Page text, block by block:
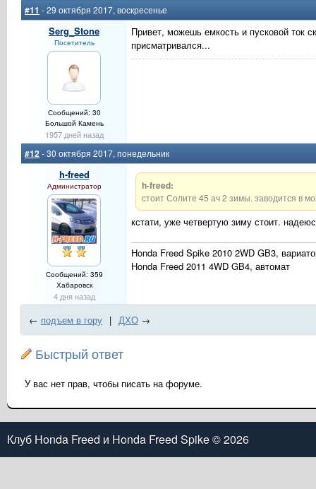
#11 - 29 октября 2017, воскресенье
Serg_Stone
Посетитель
Сообщений: 30
Большой Камень
1957 дней назад
Привет, можешь емкость и пусковой ток
присматривался...
#12- 30 октября 2017, понедельник
h-freed
Администратор
Сообщений: 359
Хабаровск
4 дня назад
h-freed:
стоит Солите 45 ач 2 зимы. заводится в
кстати, уже четвертую зиму стоит.
Honda Freed Spike 2010 2WD GB3,
Honda Freed 2011 4WD GB4, автомат
← подъем в гору | ДХО →
Быстрый ответ
У вас нет прав, чтобы писать на форуме.
Клуб Honda Freed и Honda Freed Spike© 2026